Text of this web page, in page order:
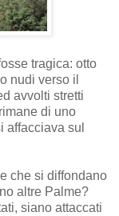
tragica: otto
nudi verso il
avvolti stretti
di uno
affacciava sul
che si diffondano
altre Palme?
siano attaccati